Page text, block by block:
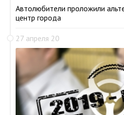
Автолюбители проложили
центр города
27 апреля 20